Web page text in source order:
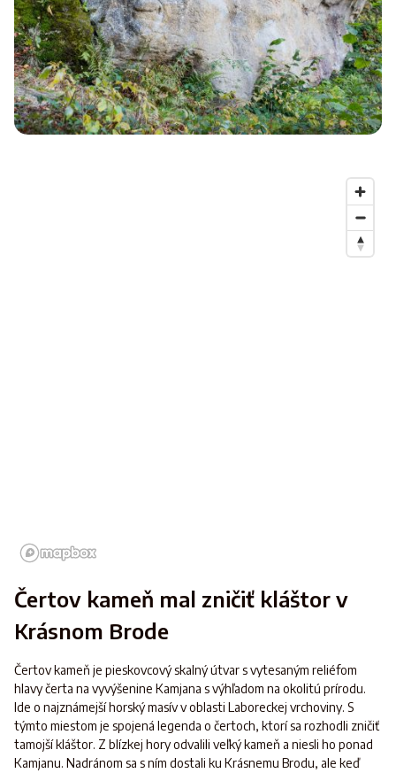
Čertov kameň mal zničiť kláštor v
Krásnom Brode
Čertov kameň je pieskovcový skalný útvar s vytesaným reliéfom
hlavy čerta na vyvýšenine Kamjana s výhľadom na okolitú prírodu.
Ide o najznámejší horský masív v oblasti Laboreckej vrchoviny. S
týmto miestom je spojená legenda o čertoch, ktorí sa rozhodli zničiť
tamojší kláštor. Z blízkej hory odvalili veľký kameň a niesli ho ponad
Kamjanu. Nadránom sa s ním dostali ku Krásnemu Brodu, ale keď